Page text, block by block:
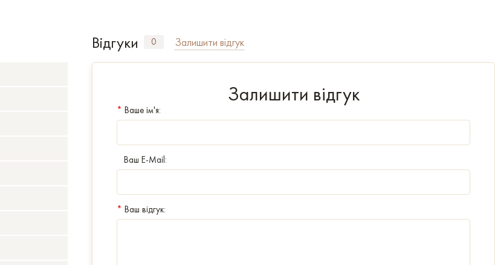
Відгуки 0 Залишити відгук
Залишити відгук
* Ваше ім'я:
Ваш E-Mail:
* Ваш відгук: